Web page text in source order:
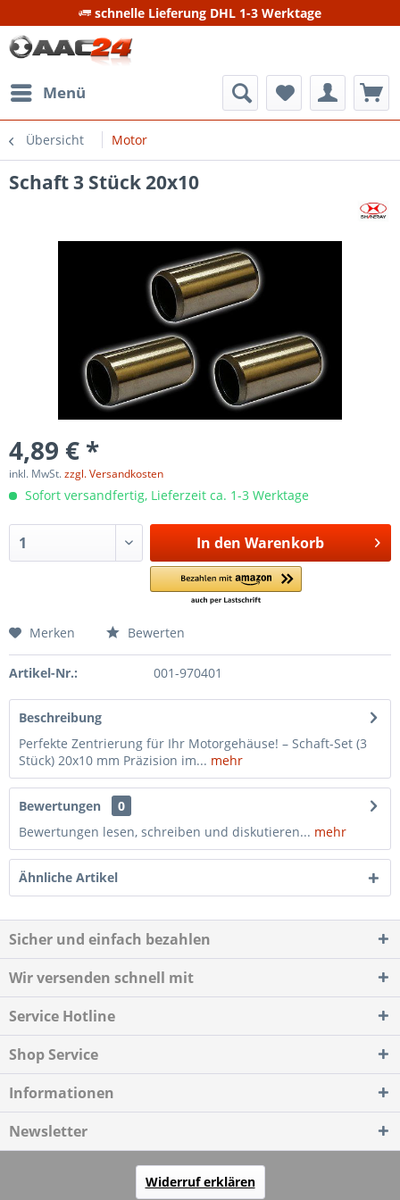
schnelle Lieferung DHL 1-3 Werktage
Menü
Übersicht Motor
Schaft 3 Stück 20x10
4,89 € *
inkl. MwSt.zzgl. Versandkosten
Sofort versandfertig, Lieferzeit ca. 1-3 Werktage
In den Warenkorb
Merken Bewerten
Artikel-Nr.: 001-970401
Beschreibung
Perfekte Zentrierung für Ihr Motorgehäuse! – Schaft-Set (3
Stück) 20x10 mm Präzision im... mehr
Bewertungen
0
Bewertungen lesen, schreiben und diskutieren... mehr
Ähnliche Artikel
Sicher und einfach bezahlen
Wir versenden schnell mit
Service Hotline
Shop Service
Informationen
Newsletter
Widerruf erklären